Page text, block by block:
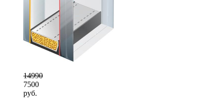
14990
7500
руб.